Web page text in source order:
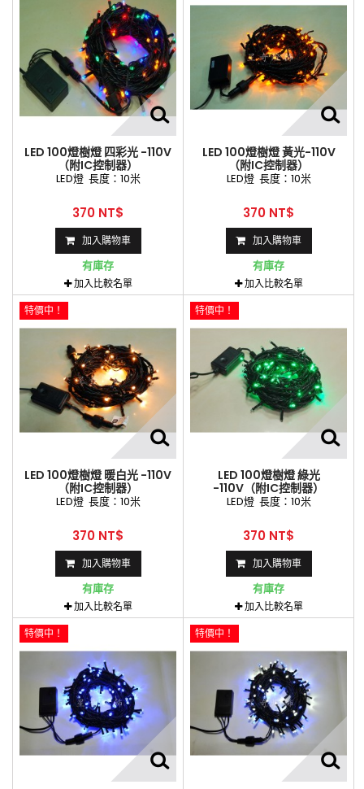
LED 100燈樹燈 四彩光 -110V
（附IC控制器）
LED燈 長度：10米
370 NT$
加入購物車
有庫存
加入比較名單
LED 100燈樹燈 黃光-110V
（附IC控制器）
LED燈 長度：10米
370 NT$
加入購物車
有庫存
加入比較名單
特價中！
LED 100燈樹燈 暖白光 -110V
（附IC控制器）
LED燈 長度：10米
370 NT$
加入購物車
有庫存
加入比較名單
特價中！
LED 100燈樹燈 綠光
-110V（附IC控制器）
LED燈 長度：10米
370 NT$
加入購物車
有庫存
加入比較名單
特價中！
特價中！